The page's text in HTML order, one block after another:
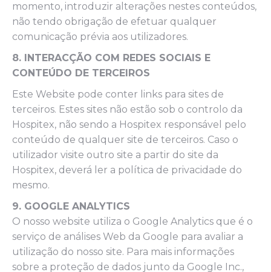
momento, introduzir alterações nestes conteúdos,
não tendo obrigação de efetuar qualquer
comunicação prévia aos utilizadores.
8. INTERACÇÃO COM REDES SOCIAIS E
CONTEÚDO DE TERCEIROS
Este Website pode conter links para sites de
terceiros. Estes sites não estão sob o controlo da
Hospitex, não sendo a Hospitex responsável pelo
conteúdo de qualquer site de terceiros. Caso o
utilizador visite outro site a partir do site da
Hospitex, deverá ler a política de privacidade do
mesmo.
9. GOOGLE ANALYTICS
O nosso website utiliza o Google Analytics que é o
serviço de análises Web da Google para avaliar a
utilização do nosso site. Para mais informações
sobre a proteção de dados junto da Google Inc.,